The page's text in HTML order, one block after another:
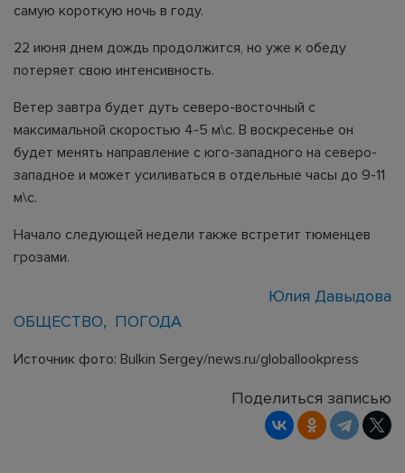
самую короткую ночь в году.
22 июня днем дождь продолжится, но уже к обеду
потеряет свою интенсивность.
Ветер завтра будет дуть северо-восточный с
максимальной скоростью 4-5 м\с. В воскресенье он
будет менять направление с юго-западного на северо-
западное и может усиливаться в отдельные часы до 9-11
м\с.
Начало следующей недели также встретит тюменцев
грозами.
Юлия Давыдова
ОБЩЕСТВО
ПОГОДА
Источник фото: Bulkin Sergey/news.ru/globallookpress
Поделиться записью